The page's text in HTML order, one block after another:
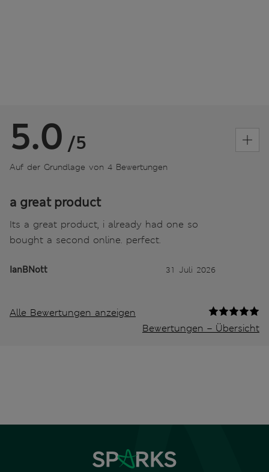
5.0 /5
Auf der Grundlage von 4 Bewertungen
a great product
Its a great product, i already had one so
bought a second online. perfect.
IanBNott 31 Juli 2026
Alle Bewertungen anzeigen
Bewertungen – Übersicht